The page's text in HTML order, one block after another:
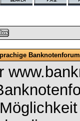
Banknotenforum